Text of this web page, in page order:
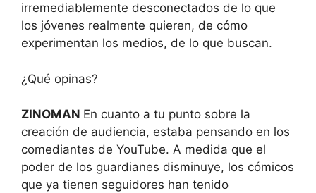
irremediablemente desconectados de lo que
los jóvenes realmente quieren, de cómo
experimentan los medios, de lo que buscan.
¿Qué opinas?
ZINOMAN En cuanto a tu punto sobre la
creación de audiencia, estaba pensando en los
comediantes de YouTube. A medida que el
poder de los guardianes disminuye, los cómicos
que ya tienen seguidores han tenido